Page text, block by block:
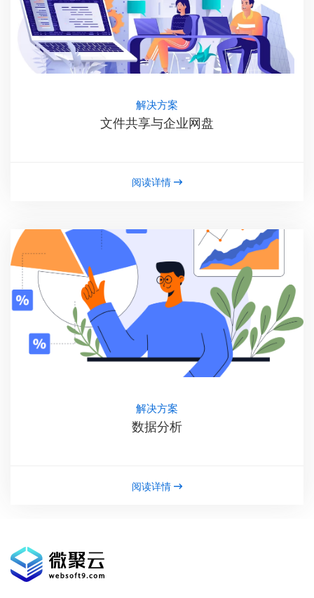
解决方案
文件共享与企业网盘
阅读详情
解决方案
数据分析
阅读详情